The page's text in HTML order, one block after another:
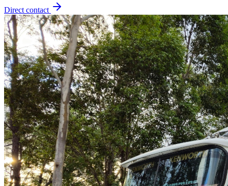
Direct contact